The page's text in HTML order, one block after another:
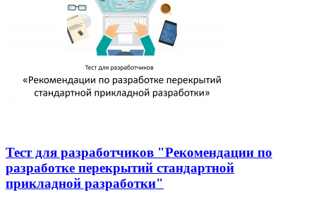
Тест для разработчиков "Рекомендации по
разработке перекрытий стандартной
прикладной разработки"